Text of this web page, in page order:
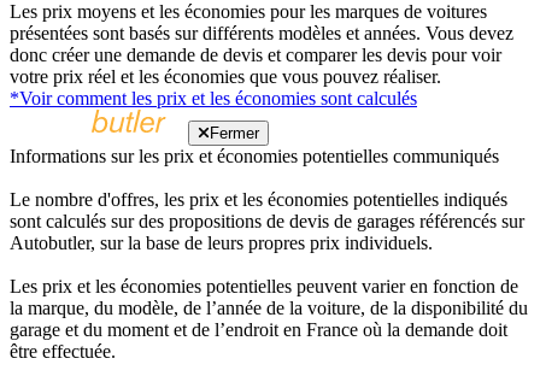
Les prix moyens et les économies pour les marques de voitures
présentées sont basés sur différents modèles et années. Vous devez
donc créer une demande de devis et comparer les devis pour voir
votre prix réel et les économies que vous pouvez réaliser.
*Voir comment les prix et les économies sont calculés
Fermer
Informations sur les prix et économies potentielles communiqués
Le nombre d'offres, les prix et les économies potentielles indiqués
sont calculés sur des propositions de devis de garages référencés sur
Autobutler, sur la base de leurs propres prix individuels.
Les prix et les économies potentielles peuvent varier en fonction de
la marque, du modèle, de l’année de la voiture, de la disponibilité du
garage et du moment et de l’endroit en France où la demande doit
être effectuée.